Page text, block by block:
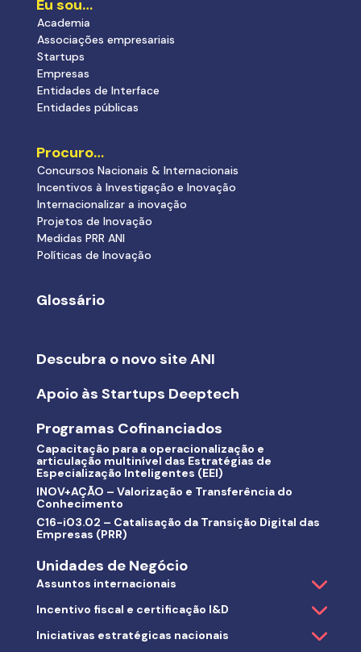
Eu sou…
Academia
Associações empresariais
Startups
Empresas
Entidades de Interface
Entidades públicas
Procuro…
Concursos Nacionais & Internacionais
Incentivos à Investigação e Inovação
Internacionalizar a inovação
Projetos de Inovação
Medidas PRR ANI
Políticas de Inovação
Glossário
Descubra o novo site ANI
Apoio às Startups Deeptech
Programas Cofinanciados
Capacitação para a operacionalização e
articulação multinível das Estratégias de
Especialização Inteligentes (EEI)
INOV+AÇÃO – Valorização e Transferência do
Conhecimento
C16-i03.02 – Catalisação da Transição Digital das
Empresas (PRR)
Unidades de Negócio
Assuntos internacionais
Incentivo fiscal e certificação I&D
Iniciativas estratégicas nacionais